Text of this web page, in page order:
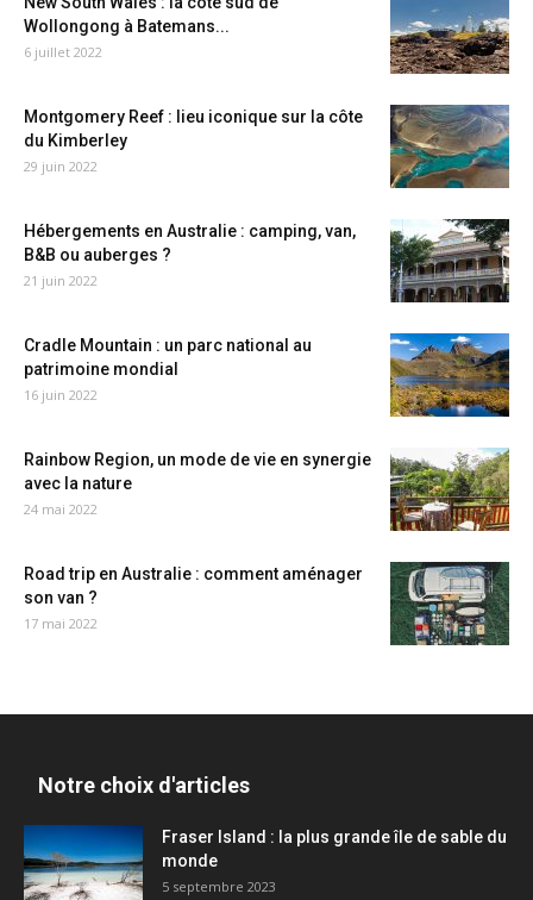
Wollongong à Batemans...
6 juillet 2022
Montgomery Reef : lieu iconique sur la côte
du Kimberley
29 juin 2022
Hébergements en Australie : camping, van,
B&B ou auberges ?
21 juin 2022
Cradle Mountain : un parc national au
patrimoine mondial
16 juin 2022
Rainbow Region, un mode de vie en synergie
avec la nature
24 mai 2022
Road trip en Australie : comment aménager
son van ?
17 mai 2022
Notre choix d'articles
Fraser Island : la plus grande île de sable du
monde
5 septembre 2023